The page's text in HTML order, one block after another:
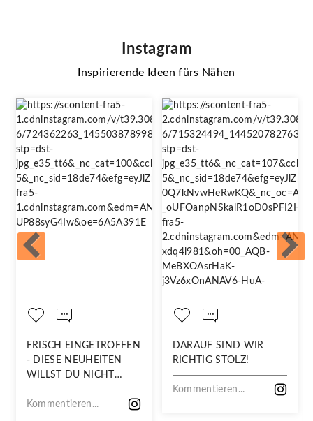
Instagram
Inspirierende Ideen fürs Nähen
FRISCH EINGETROFFEN
- DIESE NEUHEITEN
WILLST DU NICHT
VERPASSEN!
Kommentieren...
DARAUF SIND WIR
RICHTIG STOLZ!
Kommentieren...